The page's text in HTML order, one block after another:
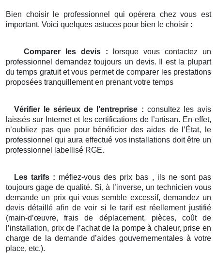
Bien choisir le professionnel qui opérera chez vous est
important. Voici quelques astuces pour bien le choisir :
Comparer les devis : lorsque vous contactez un
professionnel demandez toujours un devis. Il est la plupart
du temps gratuit et vous permet de comparer les prestations
proposées tranquillement en prenant votre temps
Vérifier le sérieux de l’entreprise : consultez les avis
laissés sur Internet et les certifications de l’artisan. En effet,
n’oubliez pas que pour bénéficier des aides de l’État, le
professionnel qui aura effectué vos installations doit être un
professionnel labellisé RGE.
Les tarifs : méfiez-vous des prix bas , ils ne sont pas
toujours gage de qualité. Si, à l’inverse, un technicien vous
demande un prix qui vous semble excessif, demandez un
devis détaillé afin de voir si le tarif est réellement justifié
(main-d’œuvre, frais de déplacement, pièces, coût de
l’installation, prix de l’achat de la pompe à chaleur, prise en
charge de la demande d’aides gouvernementales à votre
place, etc.).